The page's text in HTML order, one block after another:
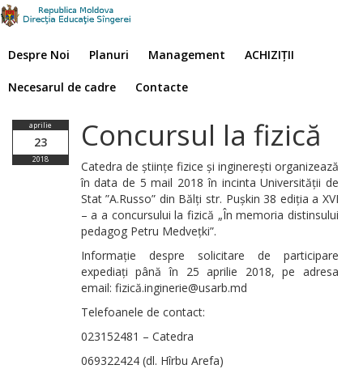
Despre Noi Planuri Management ACHIZIȚII
Necesarul de cadre Contacte
aprilie
23
2018
Concursul la fizică
Catedra de științe fizice și inginerești organizează
în data de 5 mail 2018 în incinta Universității de
Stat ”A.Russo” din Bălți str. Pușkin 38 ediția a XVI
– a a concursului la fizică „În memoria distinsului
pedagog Petru Medvețki”.
Informație despre solicitare de participare
expediați până în 25 aprilie 2018, pe adresa
email: fizică.inginerie@usarb.md
Telefoanele de contact:
023152481 – Catedra
069322424 (dl. Hîrbu Arefa)